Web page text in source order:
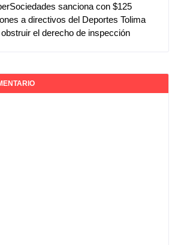
sanciona con $125
a directivos del Deportes Tolima
obstruir el derecho de inspección